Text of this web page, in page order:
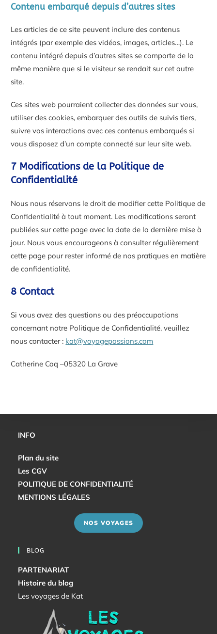
Contenu embarqué depuis d’autres sites
Les articles de ce site peuvent inclure des contenus
intégrés (par exemple des vidéos, images, articles…). Le
contenu intégré depuis d’autres sites se comporte de la
même manière que si le visiteur se rendait sur cet autre
site.
Ces sites web pourraient collecter des données sur vous,
utiliser des cookies, embarquer des outils de suivis tiers,
suivre vos interactions avec ces contenus embarqués si
vous disposez d’un compte connecté sur leur site web.
7 Modifications de la Politique de
Confidentialité
Nous nous réservons le droit de modifier cette Politique de
Confidentialité à tout moment. Les modifications seront
publiées sur cette page avec la date de la dernière mise à
jour. Nous vous encourageons à consulter régulièrement
cette page pour rester informé de nos pratiques en matière
de confidentialité.
8 Contact
Si vous avez des questions ou des préoccupations
concernant notre Politique de Confidentialité, veuillez
nous contacter : kat@voyagepassions.com
Catherine Coq –05320 La Grave
INFO
Plan du site
Les CGV
POLITIQUE DE CONFIDENTIALITÉ
MENTIONS LÉGALES
NOS VOYAGES
BLOG
PARTENARIAT
Histoire du blog
Les voyages de Kat